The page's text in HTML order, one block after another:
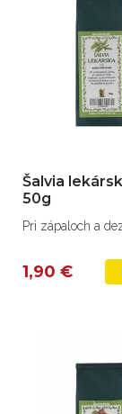
Šalvia
50g
Pri zápaloch a
1,90 €